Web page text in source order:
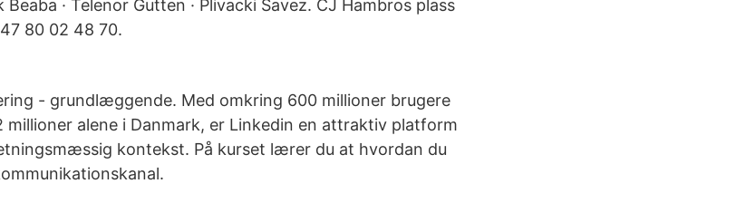
· Telenor Gutten · Plivacki Savez. CJ Hambros plass
80 02 48 70.
- grundlæggende. Med omkring 600 millioner brugere
millioner alene i Danmark, er Linkedin en attraktiv platform
kontekst. På kurset lærer du at hvordan du